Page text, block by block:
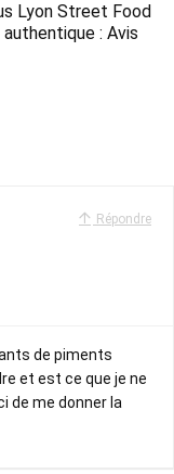
Lyon Street Food
authentique : Avis
Répondre
de piments
et est ce que je ne
de me donner la